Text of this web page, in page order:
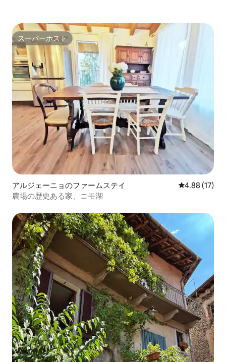
スーパーホスト
スーパーホスト
アルジェーニョのファームステイ レビュー17
4.88 (17)
農場の歴史ある家、コモ湖